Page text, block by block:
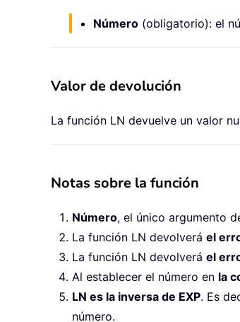
Número (obligatorio): el
Valor de devolución
La función LN devuelve un valor
Notas sobre la función
Número, el único argumento
La función LN devolverá el
La función LN devolverá el
Al establecer el número en la
LN es la inversa de EXP. Es
número.